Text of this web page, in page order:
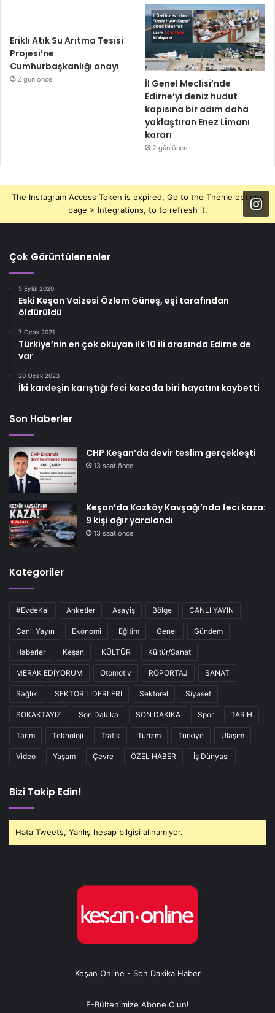
Erikli Atık Su Arıtma Tesisi
Projesi’ne
Cumhurbaşkanlığı onayı
2 gün önce
İl Genel Meclisi’nde
Edirne’yi deniz hudut
kapısına bir adım daha
yaklaştıran Enez Limanı
kararı
2 gün önce
The Instagram Access Token is expired, Go to the Theme options
page > Integrations, to to refresh it.
Çok Görüntülenenler
5 Eylül 2020
Eski Keşan Vaizesi Özlem Güneş, eşi tarafından
öldürüldü
7 Ocak 2021
Türkiye’nin en çok okuyan ilk 10 ili arasında Edirne de
var
20 Ocak 2023
İki kardeşin karıştığı feci kazada biri hayatını kaybetti
Son Haberler
CHP Keşan’da devir teslim gerçekleşti
13 saat önce
Keşan’da Kozköy Kavşağı’nda feci kaza:
9 kişi ağır yaralandı
13 saat önce
Kategoriler
#EvdeKal Anketler Asayiş Bölge CANLI YAYIN
Canlı Yayın Ekonomi Eğitim Genel Gündem
Haberler Keşan KÜLTÜR Kültür/Sanat
MERAK EDİYORUM Otomotiv RÖPORTAJ SANAT
Sağlık SEKTÖR LİDERLERİ Sektörel Siyaset
SOKAKTAYIZ Son Dakika SON DAKİKA Spor TARİH
Tarım Teknoloji Trafik Turizm Türkiye Ulaşım
Video Yaşam Çevre ÖZEL HABER İş Dünyası
Bizi Takip Edin!
Hata Tweets, Yanlış hesap bilgisi alınamıyor.
Keşan Online - Son Dakika Haber
E-Bültenimize Abone Olun!